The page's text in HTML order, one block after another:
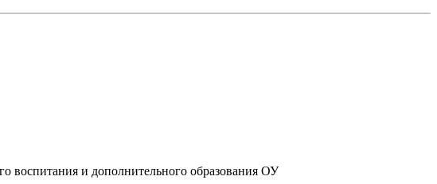
воспитания и дополнительного образования ОУ